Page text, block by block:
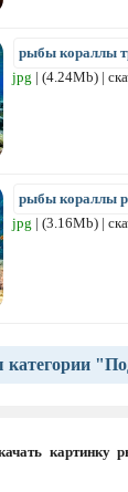
рыбы кораллы
jpg | (4.24Mb) |
рыбы кораллы
jpg | (3.16Mb) |